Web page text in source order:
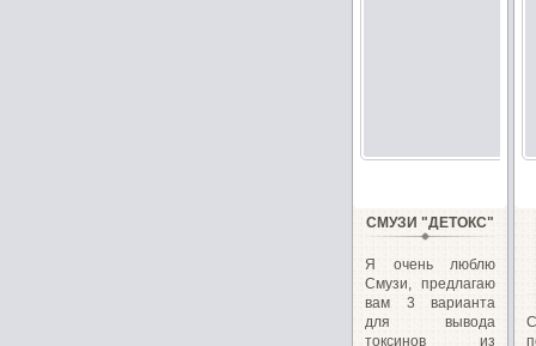
СМУЗИ "ДЕТОКС"
Я очень люблю
Смузи, предлагаю
вам 3 варианта
для вывода
токсинов из